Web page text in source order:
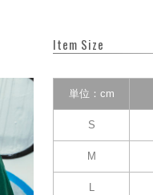
Item Size
単位：cm
S
M
L